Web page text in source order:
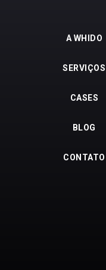
A WHIDO
SERVIÇOS
CASES
BLOG
CONTATO